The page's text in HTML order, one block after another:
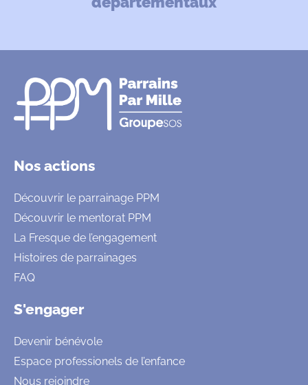
Nos actions
Découvrir le parrainage PPM
Découvrir le mentorat PPM
La Fresque de l’engagement
Histoires de parrainages
FAQ
S'engager
Devenir bénévole
Espace professionels de l’enfance
Nous rejoindre